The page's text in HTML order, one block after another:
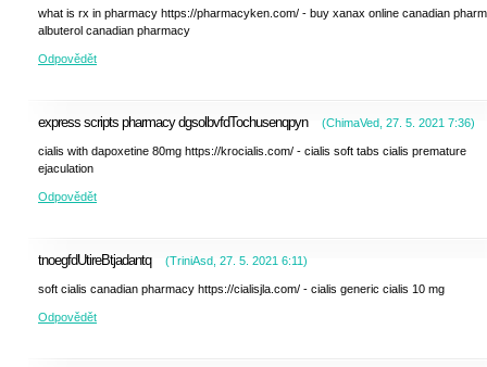
what is rx in pharmacy https://pharmacyken.com/ - buy xanax online canadian
albuterol canadian pharmacy
Odpovědět
express scripts pharmacy dgsolbvfdTochusenqpyn (ChimaVed 27. 5. 2021 7:36)
cialis with dapoxetine 80mg https://krocialis.com/ - cialis soft tabs cialis premature
ejaculation
Odpovědět
tnoegfdUtireBtjadantq (TriniAsd 27. 5. 2021 6:11)
soft cialis canadian pharmacy https://cialisjla.com/ - cialis generic cialis 10 mg
Odpovědět